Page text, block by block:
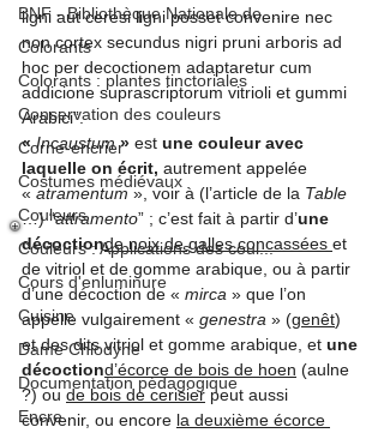
BNF - Bibliothèque Nationale de ...
Colorants
Colorants : plantes tinctoriales
Conservation des couleurs
Corne-encrier
Costumes médiévaux
Couleurs
Couleurs : Applications des coul...
Cours d'enluminure
Cuisine
Dame Chlodyne
Documentation pédagogique
Encre
ligni aut ceresi ligni posset convenire nec
non cortex secundus nigri pruni arboris ad
hoc per decoctionem adaptaretur cum
addicione suprascriptorum vitrioli et gummi
Arabici”.
« Incaustum » est une couleur avec
laquelle on écrit, autrement appelée
« atramentum », voir à (l’article de la Table
…) “attramento” ; c’est fait à partir d’une
décoctionde noix de galles concassées et
de vitriol et de gomme arabique, ou à partir
d’une décoction de « mirca » que l’on
appelle vulgairement « genestra » (genêt)
et des dits vitriol et gomme arabique, et une
décoctiond’écorce de bois de hoen (aulne
?) ou de bois de cerisier peut aussi
convenir, ou encore la deuxième écorce